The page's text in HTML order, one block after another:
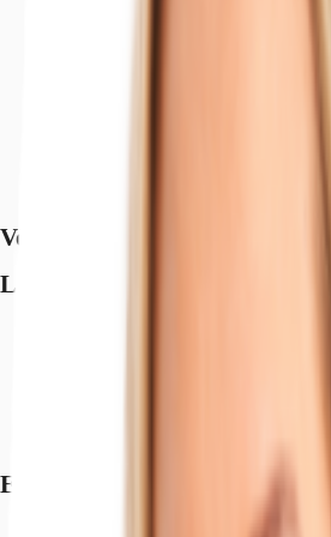
Verfügbare Fläche
Lage und Verkehrsanbindung
Exposé herunterladen